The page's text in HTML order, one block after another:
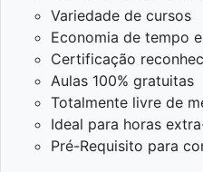
Variedade de cursos
Economia de tempo
Certificação
Aulas 100% gratuitas
Totalmente livre de
Ideal para horas
Pré-Requisito para